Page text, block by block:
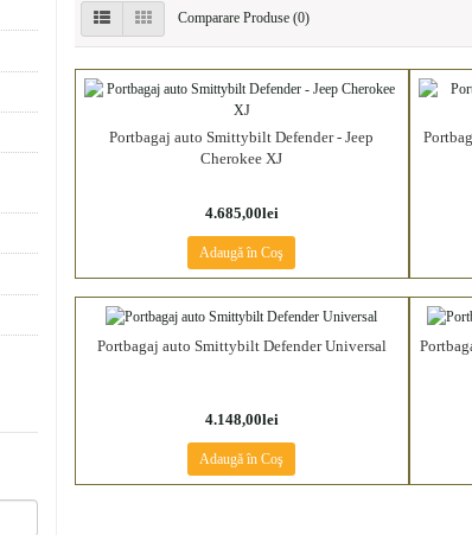
Comparare Produse (0)
Portbagaj auto Smittybilt Defender - Jeep
Cherokee XJ
4.685,00lei
Adaugă în Coş
Portbagaj auto Smittybilt Defender Universal
4.148,00lei
Adaugă în Coş